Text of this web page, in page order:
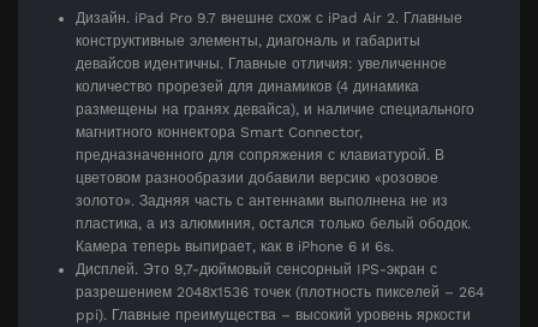
Дизайн. iPad Pro 9.7 внешне схож с iPad Air 2. Главные
конструктивные элементы, диагональ и габариты
девайсов идентичны. Главные отличия: увеличенное
количество прорезей для динамиков (4 динамика
размещены на гранях девайса), и наличие специального
магнитного коннектора Smart Connector,
предназначенного для сопряжения с клавиатурой. В
цветовом разнообразии добавили версию «розовое
золото». Задняя часть с антеннами выполнена не из
пластика, а из алюминия, остался только белый ободок.
Камера теперь выпирает, как в iPhone 6 и 6s.
Дисплей. Это 9,7-дюймовый сенсорный IPS-экран с
разрешением 2048х1536 точек (плотность пикселей – 264
ppi). Главные преимущества – высокий уровень яркости